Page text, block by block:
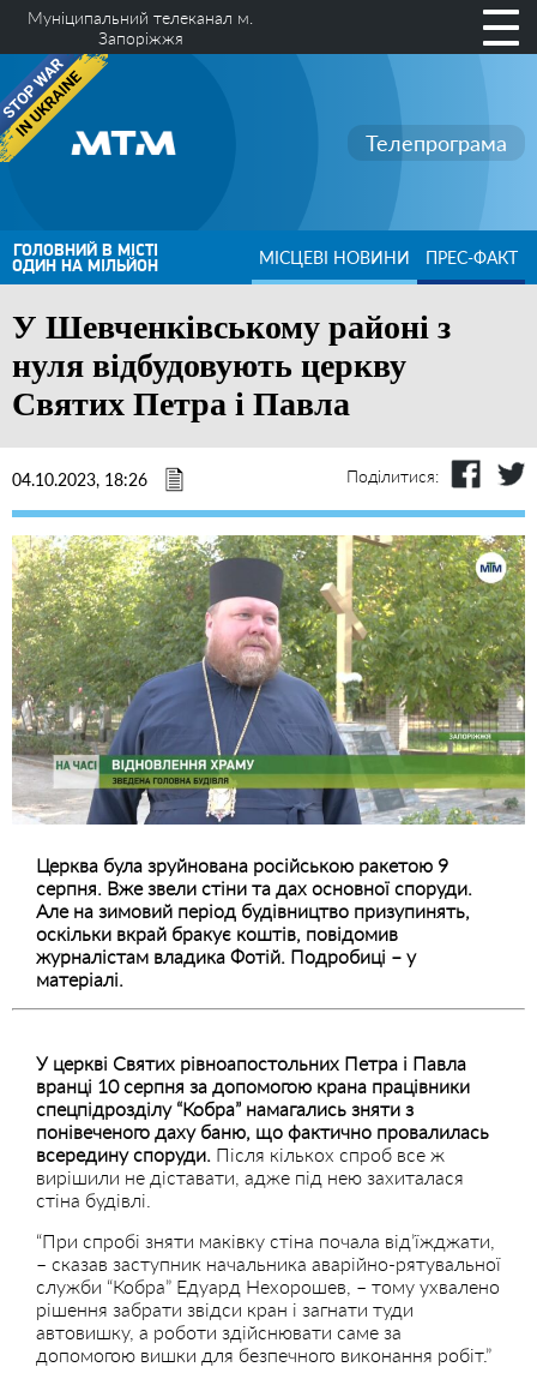
Муніципальний телеканал м.
Запоріжжя
Телепрограма
ГОЛОВНИЙ В МІСТІ
ОДИН НА МІЛЬЙОН МІСЦЕВІ НОВИНИ ПРЕС-ФАКТ
У Шевченківському районі з
нуля відбудовують церкву
Святих Петра і Павла
04.10.2023, 18:26 Поділитися:
Церква була зруйнована російською ракетою 9
серпня. Вже звели стіни та дах основної споруди.
Але на зимовий період будівництво призупинять,
оскільки вкрай бракує коштів, повідомив
журналістам владика Фотій. Подробиці – у
матеріалі.
У церкві Святих рівноапостольних Петра і Павла
вранці 10 серпня за допомогою крана працівники
спецпідрозділу “Кобра” намагались зняти з
понівеченого даху баню, що фактично провалилась
всередину споруди. Після кількох спроб все ж
вирішили не діставати, адже під нею захиталася
стіна будівлі.
“При спробі зняти маківку стіна почала від’їжджати,
– сказав заступник начальника аварійно-рятувальної
служби “Кобра” Едуард Нехорошев, – тому ухвалено
рішення забрати звідси кран і загнати туди
автовишку, а роботи здійснювати саме за
допомогою вишки для безпечного виконання робіт.”